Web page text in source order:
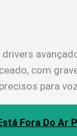
drivers
com
para
Fora Do Ar